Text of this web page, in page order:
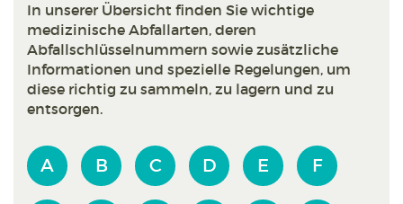
In unserer Übersicht finden Sie wichtige
medizinische Abfallarten, deren
Abfallschlüsselnummern sowie zusätzliche
Informationen und spezielle Regelungen, um
diese richtig zu sammeln, zu lagern und zu
entsorgen.
A B C D E F